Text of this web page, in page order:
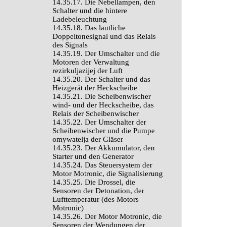
14.35.17. Die Nebellampen, den
Schalter und die hintere
Ladebeleuchtung
14.35.18. Das lautliche
Doppeltonesignal und das Relais
des Signals
14.35.19. Der Umschalter und die
Motoren der Verwaltung
rezirkuljazijej der Luft
14.35.20. Der Schalter und das
Heizgerät der Heckscheibe
14.35.21. Die Scheibenwischer
wind- und der Heckscheibe, das
Relais der Scheibenwischer
14.35.22. Der Umschalter der
Scheibenwischer und die Pumpe
omywatelja der Gläser
14.35.23. Der Akkumulator, den
Starter und den Generator
14.35.24. Das Steuersystem der
Motor Motronic, die Signalisierung
14.35.25. Die Drossel, die
Sensoren der Detonation, der
Lufttemperatur (des Motors
Motronic)
14.35.26. Der Motor Motronic, die
Sensoren der Wendungen der